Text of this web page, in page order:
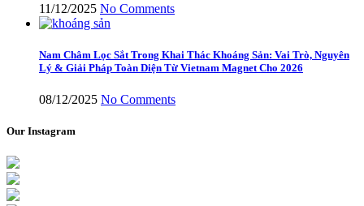
11/12/2025 No Comments
Nam Châm Lọc Sắt Trong Khai Thác Khoáng Sản: Vai Trò, Nguyên
Lý & Giải Pháp Toàn Diện Từ Vietnam Magnet Cho 2026
08/12/2025 No Comments
Our Instagram